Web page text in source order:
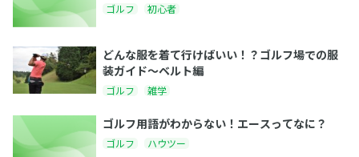
ゴルフ 初心者
どんな服を着て行けばいい！？ゴルフ場での服
装ガイド～ベルト編
ゴルフ 雑学
ゴルフ用語がわからない！エースってなに？
ゴルフ ハウツー